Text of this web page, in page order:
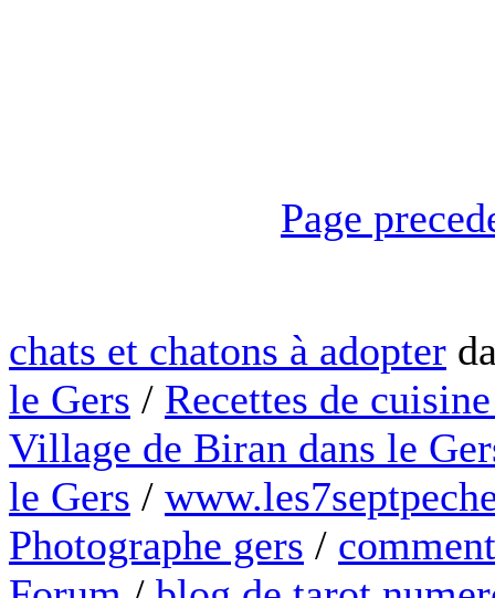
Page
chats et chatons à adopter
le Gers / Recettes de
Village de Biran dans le
le Gers /
Photographe gers /